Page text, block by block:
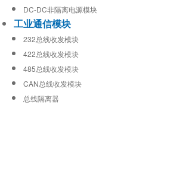
DC-DC非隔离电源模块
工业通信模块
232总线收发模块
422总线收发模块
485总线收发模块
CAN总线收发模块
总线隔离器